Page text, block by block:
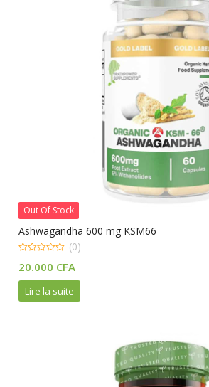
Out Of Stock
Ashwagandha 600 mg KSM66
out
(0)
20.000 CFA
Lire la suite